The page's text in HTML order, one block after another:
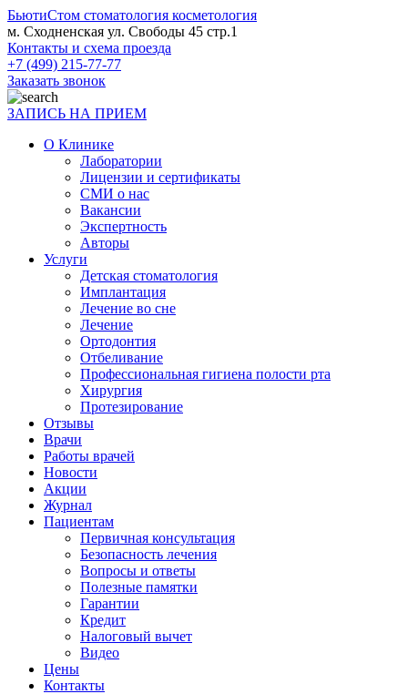
БьютиСтом стоматология косметология
м. Сходненская ул. Свободы 45 стр.1
Контакты и схема проезда
+7 (499) 215-77-77
Заказать звонок
ЗАПИСЬ НА ПРИЕМ
О Клинике
Лаборатории
Лицензии и сертификаты
СМИ о нас
Вакансии
Экспертность
Авторы
Услуги
Детская стоматология
Имплантация
Лечение во сне
Лечение
Ортодонтия
Отбеливание
Профессиональная гигиена полости рта
Хирургия
Протезирование
Отзывы
Врачи
Работы врачей
Новости
Акции
Журнал
Пациентам
Первичная консультация
Безопасность лечения
Вопросы и ответы
Полезные памятки
Гарантии
Кредит
Налоговый вычет
Видео
Цены
Контакты